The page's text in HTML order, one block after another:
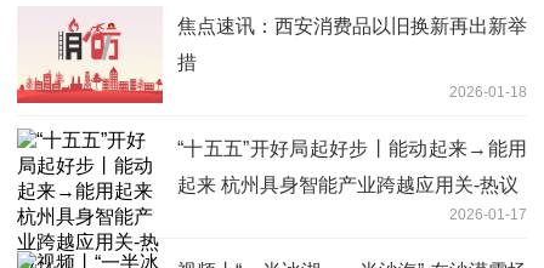
焦点速讯：西安消费品以旧换新再出新举
措
2026-01-18
“十五五”开好局起好步丨能动起来→能用
起来 杭州具身智能产业跨越应用关-热议
2026-01-17